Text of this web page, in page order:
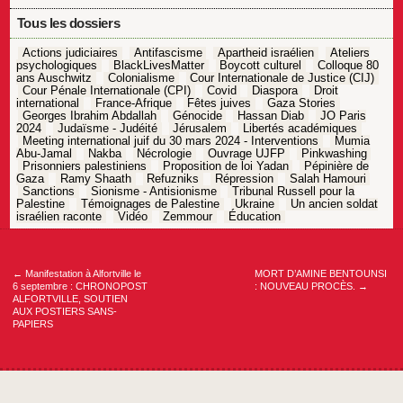
Tous les dossiers
Actions judiciaires Antifascisme Apartheid israélien
Ateliers
psychologiques
BlackLivesMatter Boycott culturel
Colloque 80
ans Auschwitz
Colonialisme
Cour Internationale de Justice (CIJ)
Cour Pénale Internationale (CPI)
Covid Diaspora
Droit
international
France-Afrique Fêtes juives
Gaza Stories
Georges Ibrahim Abdallah
Génocide Hassan Diab
JO Paris
2024
Judaïsme - Judéité Jérusalem
Libertés académiques
Meeting international juif du 30 mars 2024 - Interventions
Mumia
Abu-Jamal
Nakba Nécrologie Ouvrage UJFP
Pinkwashing
Prisonniers palestiniens
Proposition de loi Yadan
Pépinière de
Gaza
Ramy Shaath Refuzniks Répression
Salah Hamouri
Sanctions
Sionisme - Antisionisme
Tribunal Russell pour la
Palestine
Témoignages de Palestine Ukraine
Un ancien soldat
israélien raconte
Vidéo Zemmour Éducation
Navigation
← Manifestation à Alfortville le
6 septembre : CHRONOPOST
ALFORTVILLE, SOUTIEN
AUX POSTIERS SANS-
PAPIERS
MORT D’AMINE BENTOUNSI
: NOUVEAU PROCÈS.
→